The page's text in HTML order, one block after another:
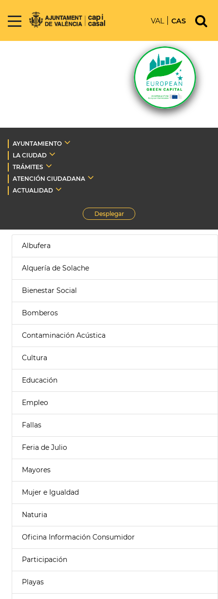
VAL CAS
AYUNTAMIENTO
LA CIUDAD
TRÁMITES
ATENCIÓN CIUDADANA
ACTUALIDAD
Desplegar
Albufera
Alquería de Solache
Bienestar Social
Bomberos
Contaminación Acústica
Cultura
Educación
Empleo
Fallas
Feria de Julio
Mayores
Mujer e Igualdad
Naturia
Oficina Información Consumidor
Participación
Playas